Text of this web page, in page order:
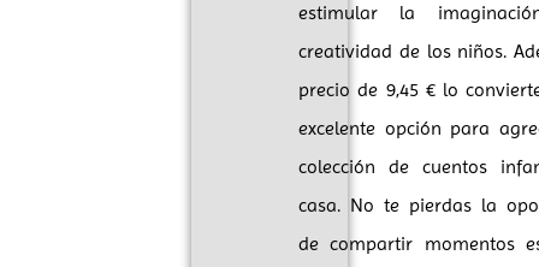
estimular la
creatividad de los niños.
precio de 9,45 € lo
excelente opción para
colección de cuentos
casa. No te pierdas la
de compartir momentos